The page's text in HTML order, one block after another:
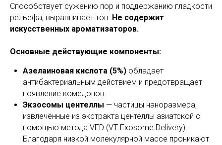
Способствует сужению пор и поддержанию гладкости
рельефа, выравнивает тон. Не содержит
искусственных ароматизаторов.
Основные действующие компоненты:
Азелаиновая кислота (5%) обладает
антибактериальным действием и предотвращает
появление комедонов.
Экзосомы центеллы — частицы наноразмера,
извлечённые из экстракта центеллы азиатской с
помощью метода VED (VT Exosome Delivery).
Благодаря низкой молекулярной массе проникают